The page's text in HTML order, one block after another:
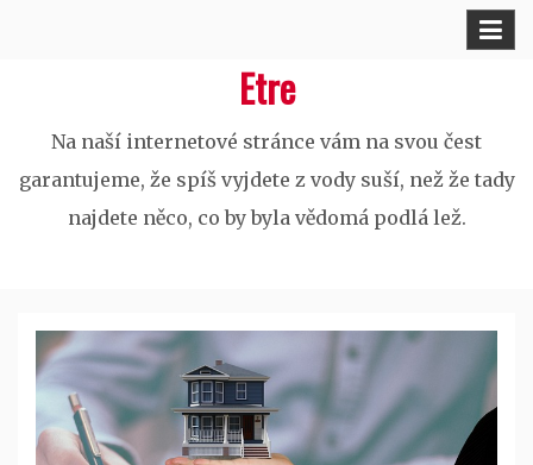
Etre
Na naší internetové stránce vám na svou čest
garantujeme, že spíš vyjdete z vody suší, než že tady
najdete něco, co by byla vědomá podlá lež.